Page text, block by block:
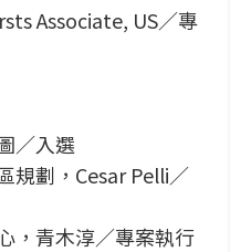
US／專
／入選
劃，Cesar Pelli／
木淳／專案執行